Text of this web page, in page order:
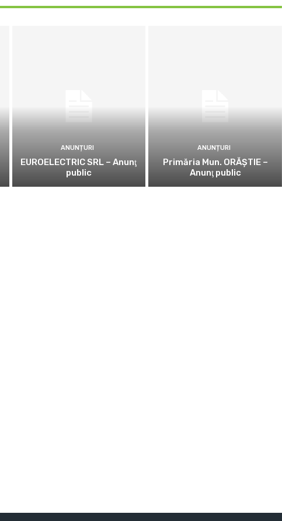
ANUNȚURI
EUROELECTRIC SRL – Anunţ
public
ANUNȚURI
Primăria Mun. ORĂȘTIE –
Anunţ public